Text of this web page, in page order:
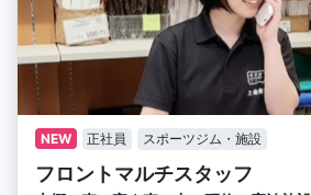
NEW 正社員 スポーツジム・施設
フロントマルチスタッフ